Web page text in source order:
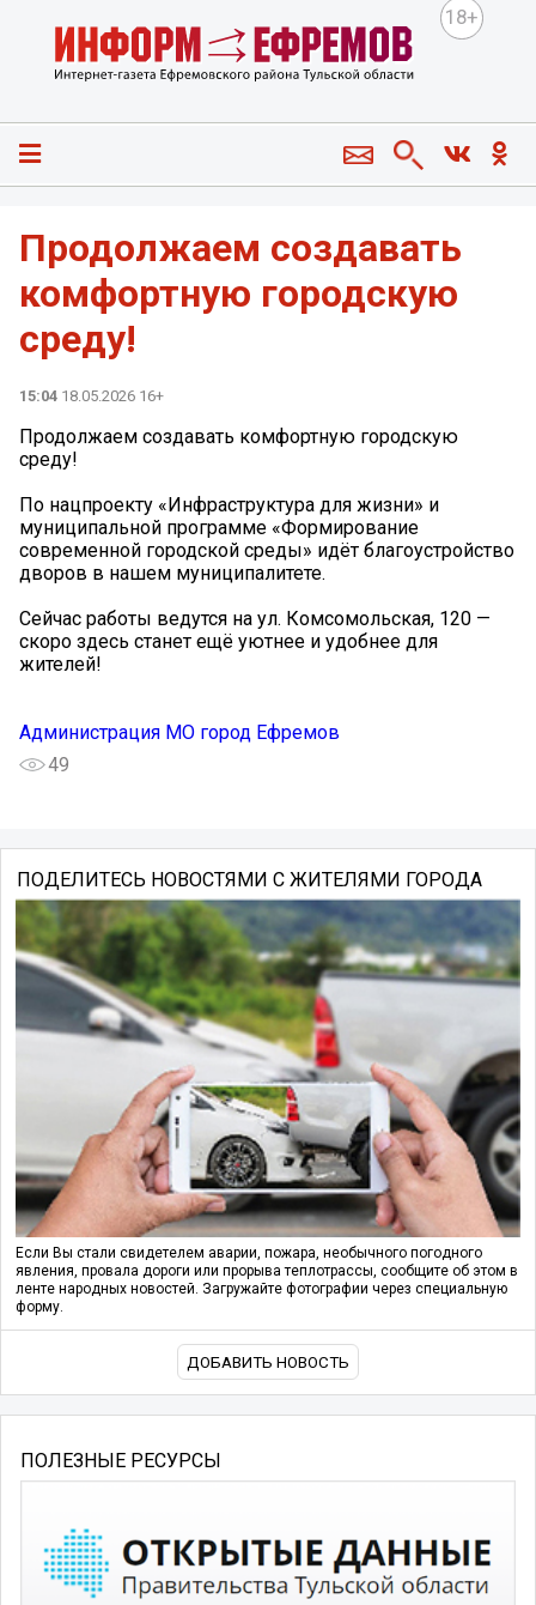
18+
Продолжаем создавать
комфортную городскую
среду!
15:04 18.05.2026 16+
Продолжаем создавать комфортную городскую
среду!
По нацпроекту «Инфраструктура для жизни» и
муниципальной программе «Формирование
современной городской среды» идёт благоустройство
дворов в нашем муниципалитете.
Сейчас работы ведутся на ул. Комсомольская, 120 —
скоро здесь станет ещё уютнее и удобнее для
жителей!
Администрация МО город Ефремов
49
ПОДЕЛИТЕСЬ НОВОСТЯМИ С ЖИТЕЛЯМИ ГОРОДА
Если Вы стали свидетелем аварии, пожара, необычного погодного
явления, провала дороги или прорыва теплотрассы, сообщите об этом в
ленте народных новостей. Загружайте фотографии через специальную
форму.
ДОБАВИТЬ НОВОСТЬ
ПОЛЕЗНЫЕ РЕСУРСЫ